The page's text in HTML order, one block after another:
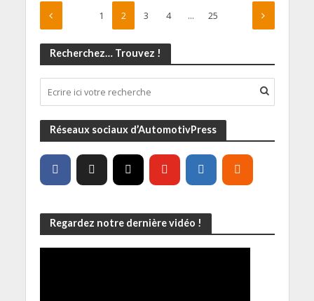
1 2 3 4 … 25
Recherchez… Trouvez !
Réseaux sociaux d’AutomotivPress
Regardez notre dernière vidéo !